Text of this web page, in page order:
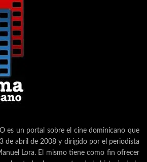
es un portal sobre el cine dominicano que
de abril de 2008 y dirigido por el periodista
Lora. El mismo tiene como fin ofrecer